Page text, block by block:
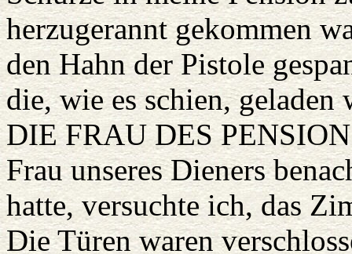
herzugerannt gekommen
den Hahn der Pistole
die, wie es schien, geladen
DIE FRAU DES
Frau unseres Dieners
hatte, versuchte ich, das
Die Türen waren